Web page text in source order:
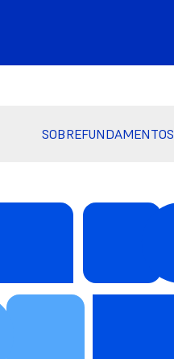
SOBREFUNDAMENTOS